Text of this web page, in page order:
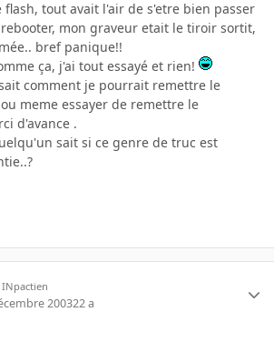
flash, tout avait l'air de s'etre bien passer
mon graveur etait le tiroir sortit,
bref panique!!
ça, j'ai tout essayé et rien!
comment je pourrait remettre le
meme essayer de remettre le
d'avance .
sait si ce genre de truc est
INpactien
200322 a